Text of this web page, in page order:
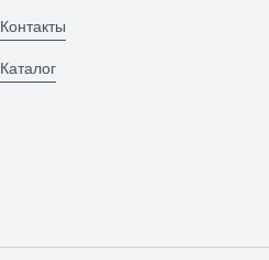
Контакты
Каталог